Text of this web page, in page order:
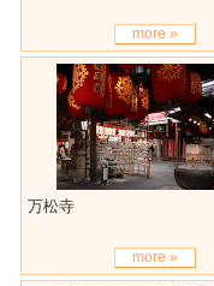
more »
万松寺
more »